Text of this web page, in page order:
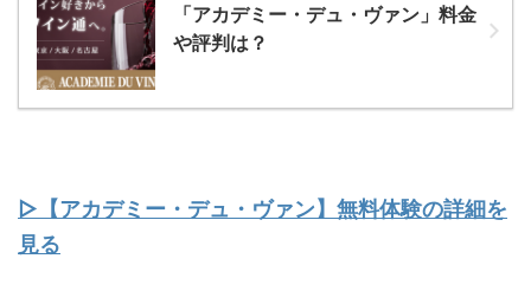
「アカデミー・デュ・ヴァン」料金
や評判は？
▷【アカデミー・デュ・ヴァン】無料体験の詳細を
見る